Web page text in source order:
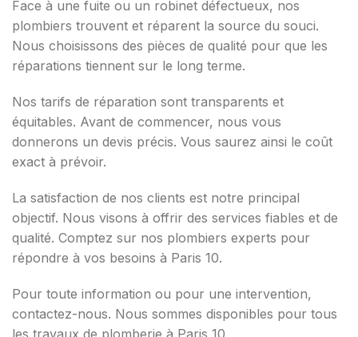
Face à une fuite ou un robinet défectueux, nos
plombiers trouvent et réparent la source du souci.
Nous choisissons des pièces de qualité pour que les
réparations tiennent sur le long terme.
Nos tarifs de réparation sont transparents et
équitables. Avant de commencer, nous vous
donnerons un devis précis. Vous saurez ainsi le coût
exact à prévoir.
La satisfaction de nos clients est notre principal
objectif. Nous visons à offrir des services fiables et de
qualité. Comptez sur nos plombiers experts pour
répondre à vos besoins à Paris 10.
Pour toute information ou pour une intervention,
contactez-nous. Nous sommes disponibles pour tous
les travaux de plomberie à Paris 10.